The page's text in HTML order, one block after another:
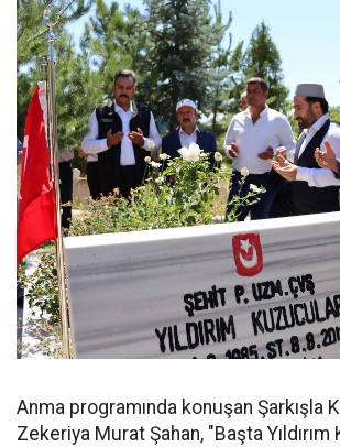
Anma programında konuşan Şarkışla
Zekeriya Murat Şahan, "Başta